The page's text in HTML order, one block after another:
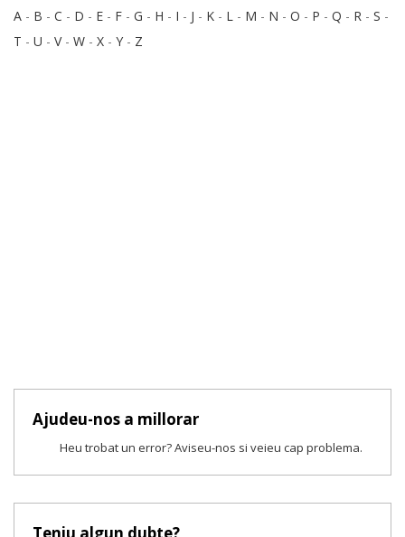
A - B - C - D - E - F - G - H - I - J - K - L - M - N - O - P - Q - R - S -
T - U - V- W - X - Y - Z
Ajudeu-nos a millorar
Heu trobat un error? Aviseu-nos si veieu cap problema.